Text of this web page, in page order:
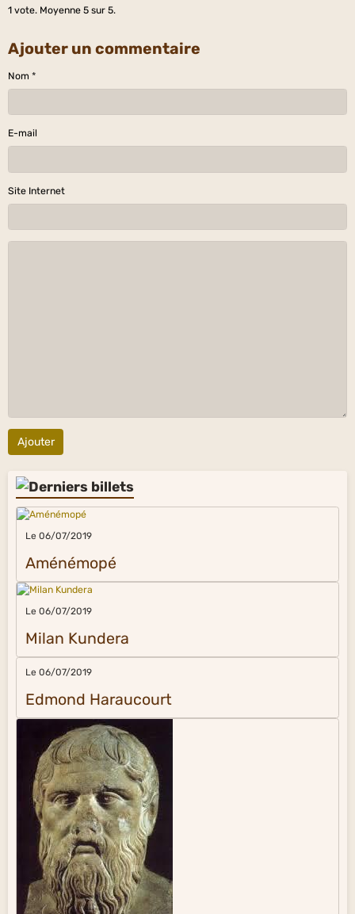
1 vote. Moyenne 5 sur 5.
Ajouter un commentaire
Nom
E-mail
Site Internet
Ajouter
Le 06/07/2019
Aménémopé
Le 06/07/2019
Milan Kundera
Le 06/07/2019
Edmond Haraucourt